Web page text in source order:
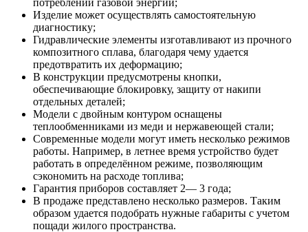
Изделие может осуществлять самостоятельную
диагностику;
Гидравлические элементы изготавливают из прочного
композитного сплава, благодаря чему удается
предотвратить их деформацию;
В конструкции предусмотрены кнопки,
обеспечивающие блокировку, защиту от накипи
отдельных деталей;
Модели с двойным контуром оснащены
теплообменниками из меди и нержавеющей стали;
Современные модели могут иметь несколько режимов
работы. Например, в летнее время устройство будет
работать в определённом режиме, позволяющим
сэкономить на расходе топлива;
Гарантия приборов составляет 2— 3 года;
В продаже представлено несколько размеров. Таким
образом удается подобрать нужные габариты с учетом
пощади жилого пространства.